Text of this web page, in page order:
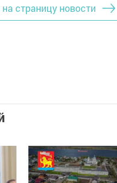
страницу новости